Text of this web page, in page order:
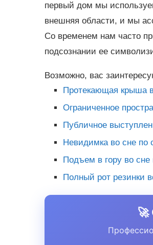
первый дом мы
внешняя области, и мы
Со временем нам часто
подсознании ее
Возможно, вас
Протекающая крыша
Ограниченное
Публичное
Невидимка во сне по
Подъем в гору во сне
Полный рот резинки
🚀